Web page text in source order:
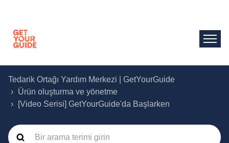
Tedarik Ortağı Yardım Merkezi | GetYourGuide
Ürün oluşturma ve yönetme
[Video Serisi] GetYourGuide'da Başlarken